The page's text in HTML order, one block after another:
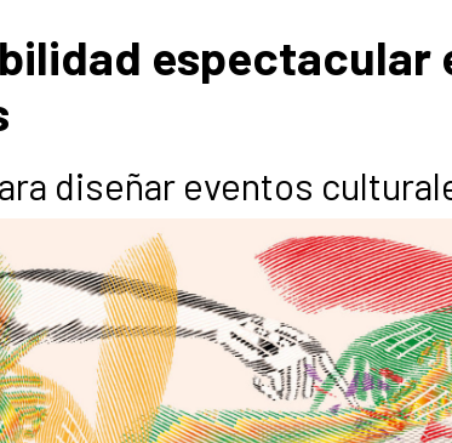
espectacular
diseñar eventos